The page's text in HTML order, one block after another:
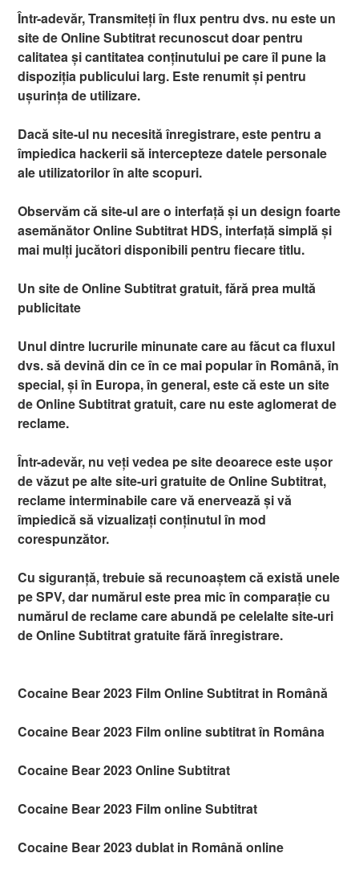
Într-adevăr, Transmiteți în flux pentru dvs. nu este un
site de Online Subtitrat recunoscut doar pentru
calitatea și cantitatea conținutului pe care îl pune la
dispoziția publicului larg. Este renumit și pentru
ușurința de utilizare.
Dacă site-ul nu necesită înregistrare, este pentru a
împiedica hackerii să intercepteze datele personale
ale utilizatorilor în alte scopuri.
Observăm că site-ul are o interfață și un design foarte
asemănător Online Subtitrat HDS, interfață simplă și
mai mulți jucători disponibili pentru fiecare titlu.
Un site de Online Subtitrat gratuit, fără prea multă
publicitate
Unul dintre lucrurile minunate care au făcut ca fluxul
dvs. să devină din ce în ce mai popular în Română, în
special, și în Europa, în general, este că este un site
de Online Subtitrat gratuit, care nu este aglomerat de
reclame.
Într-adevăr, nu veți vedea pe site deoarece este ușor
de văzut pe alte site-uri gratuite de Online Subtitrat,
reclame interminabile care vă enervează și vă
împiedică să vizualizați conținutul în mod
corespunzător.
Cu siguranță, trebuie să recunoaștem că există unele
pe SPV, dar numărul este prea mic în comparație cu
numărul de reclame care abundă pe celelalte site-uri
de Online Subtitrat gratuite fără înregistrare.
Cocaine Bear 2023 Film Online Subtitrat in Română
Cocaine Bear 2023 Film online subtitrat în Româna
Cocaine Bear 2023 Online Subtitrat
Cocaine Bear 2023 Film online Subtitrat
Cocaine Bear 2023 dublat in Română online